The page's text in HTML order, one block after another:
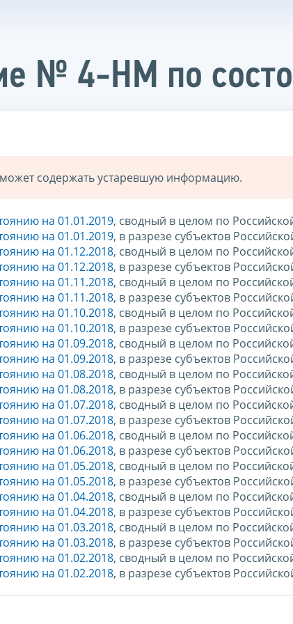
№ 4-НМ по
содержать устаревшую информацию.
на 01.01.2019, сводный в целом по
на 01.01.2019, в разрезе субъектов
на 01.12.2018, сводный в целом по
на 01.12.2018, в разрезе субъектов
на 01.11.2018, сводный в целом по
на 01.11.2018, в разрезе субъектов
на 01.10.2018, сводный в целом по
на 01.10.2018, в разрезе субъектов
на 01.09.2018, сводный в целом по
на 01.09.2018, в разрезе субъектов
на 01.08.2018, сводный в целом по
на 01.08.2018, в разрезе субъектов
на 01.07.2018, сводный в целом по
на 01.07.2018, в разрезе субъектов
на 01.06.2018, сводный в целом по
на 01.06.2018, в разрезе субъектов
на 01.05.2018, сводный в целом по
на 01.05.2018, в разрезе субъектов
на 01.04.2018, сводный в целом по
на 01.04.2018, в разрезе субъектов
на 01.03.2018, сводный в целом по
на 01.03.2018, в разрезе субъектов
на 01.02.2018, сводный в целом по
на 01.02.2018, в разрезе субъектов